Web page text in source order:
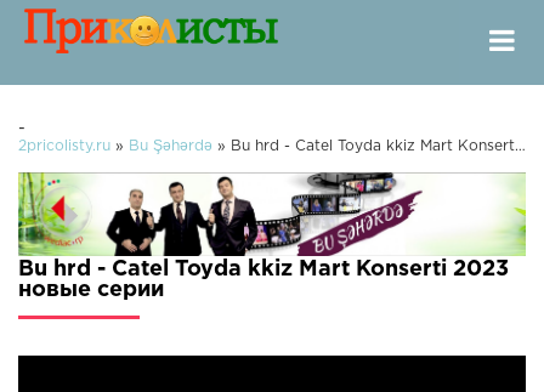
-
2pricolisty.ru » Bu Şəhərdə » Bu hrd - Catel Toyda kkiz Mart Konserti 2023
Bu hrd - Catel Toyda kkiz Mart Konserti 2023
новые серии